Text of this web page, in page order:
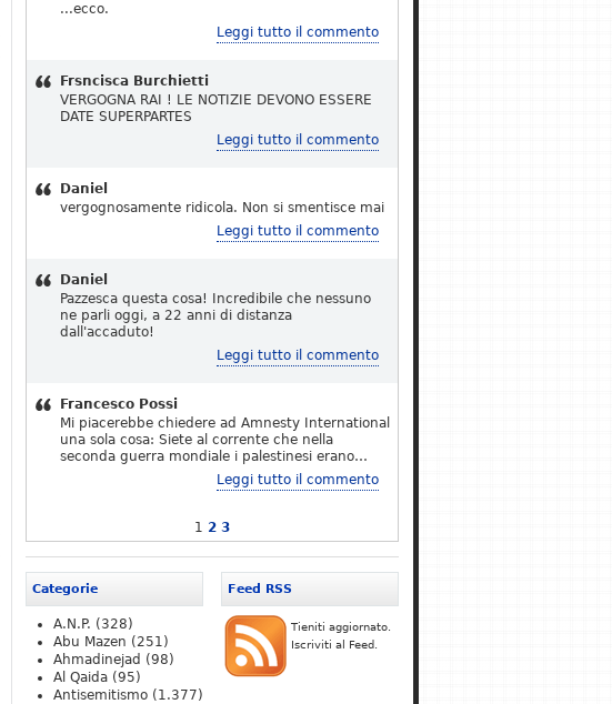
...ecco.
Leggi tutto il commento
Frsncisca Burchietti
VERGOGNA RAI ! LE NOTIZIE DEVONO ESSERE
DATE SUPERPARTES
Leggi tutto il commento
Daniel
vergognosamente ridicola. Non si smentisce mai
Leggi tutto il commento
Daniel
Pazzesca questa cosa! Incredibile che nessuno
ne parli oggi, a 22 anni di distanza
dall'accaduto!
Leggi tutto il commento
Francesco Possi
Mi piacerebbe chiedere ad Amnesty International
una sola cosa: Siete al corrente che nella
seconda guerra mondiale i palestinesi erano…
Leggi tutto il commento
1 2 3
Feed RSS
Tieniti aggiornato.
Iscriviti al Feed.
Categorie
A.N.P. (328)
Abu Mazen (251)
Ahmadinejad (98)
Al Qaida (95)
Antisemitismo (1.377)